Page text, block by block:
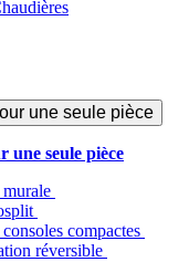
une seule pièce
une seule pièce
compactes
réversible